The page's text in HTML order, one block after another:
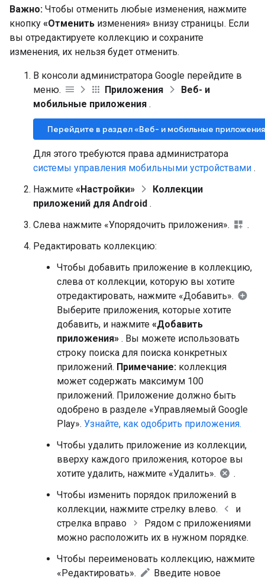
Важно: Чтобы отменить любые изменения, нажмите
кнопку «Отменить изменения» внизу страницы. Если
вы отредактируете коллекцию и сохраните
изменения, их нельзя будет отменить.
В консоли администратора Google перейдите в
меню.
Приложения
Веб- и
мобильные приложения .
Перейдите в раздел «Веб- и мобильные
Для этого требуются права администратора
системы управления мобильными устройствами .
Нажмите «Настройки»
Коллекции
приложений для Android .
Слева нажмите «Упорядочить приложения».
.
Редактировать коллекцию:
Чтобы добавить приложение в коллекцию,
слева от коллекции, которую вы хотите
отредактировать, нажмите «Добавить».
Выберите приложения, которые хотите
добавить, и нажмите «Добавить
приложения» . Вы можете использовать
строку поиска для поиска конкретных
приложений. Примечание: коллекция
может содержать максимум 100
приложений. Приложение должно быть
одобрено в разделе «Управляемый Google
Play». Узнайте, как одобрить приложения.
Чтобы удалить приложение из коллекции,
вверху каждого приложения, которое вы
хотите удалить, нажмите «Удалить».
.
Чтобы изменить порядок приложений в
коллекции, нажмите стрелку влево.
и
стрелка вправо
Рядом с приложениями
можно расположить их в нужном порядке.
Чтобы переименовать коллекцию, нажмите
«Редактировать».
Введите новое